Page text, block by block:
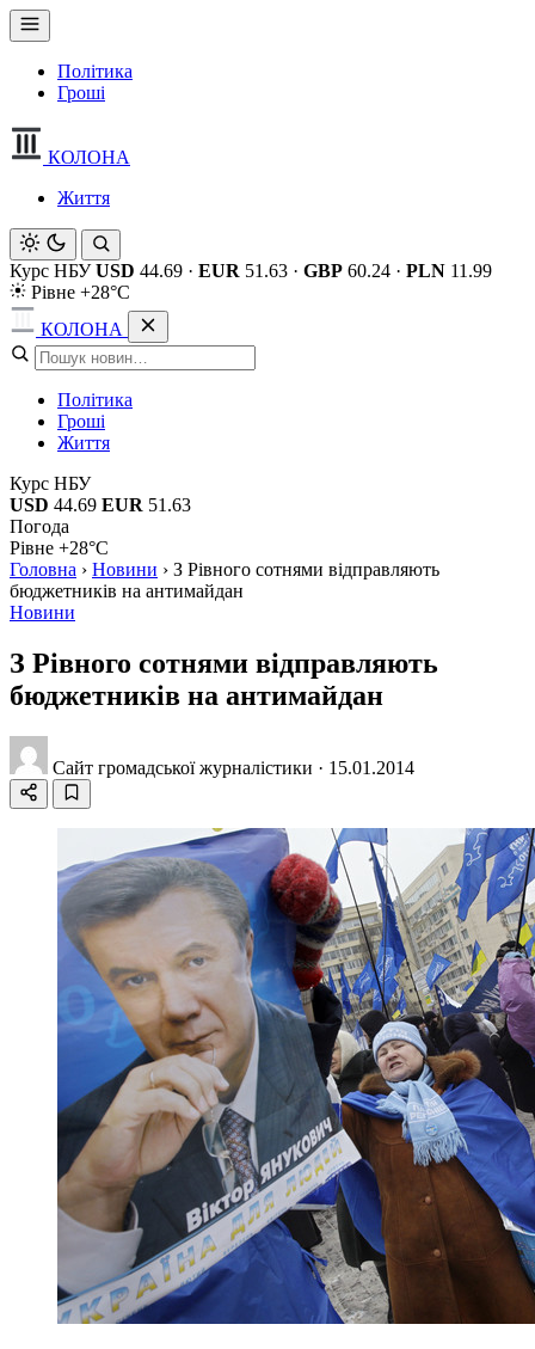
Політика
Гроші
КОЛОНА
Життя
Курс НБУ USD 44.69 · EUR 51.63 · GBP 60.24 · PLN 11.99
Рівне +28°C
КОЛОНА
Політика
Гроші
Життя
Курс НБУ
USD 44.69 EUR 51.63
Погода
Рівне +28°C
Головна › Новини › З Рівного сотнями відправляють
бюджетників на антимайдан
Новини
З Рівного сотнями відправляють
бюджетників на антимайдан
Сайт громадської журналістики · 15.01.2014